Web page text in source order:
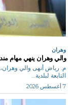
وهران
والي وهران ينهي مهام
م. رياض أنهى والي
التابعة لبلدية...
7 أغسطس 2026